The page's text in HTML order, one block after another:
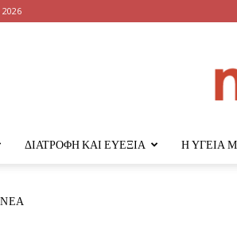
ΔΙΑΤΡΟΦΉ ΚΑΙ ΕΥΕΞΊΑ Η ΥΓΕΊΑ